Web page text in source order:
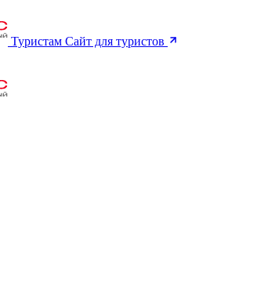
Туристам Сайт для туристов